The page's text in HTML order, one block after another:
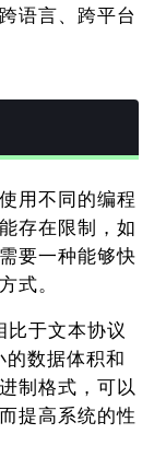
语言、跨平台
用不同的编程
存在限制，如
要一种能够快
式。
于文本协议
数据体积和
制格式，可以
提高系统的性